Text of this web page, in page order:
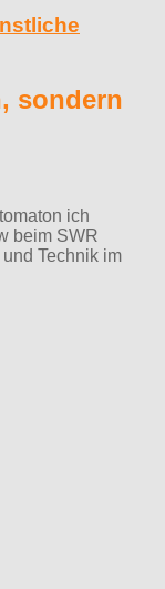
sondern
ich
beim SWR
Technik im